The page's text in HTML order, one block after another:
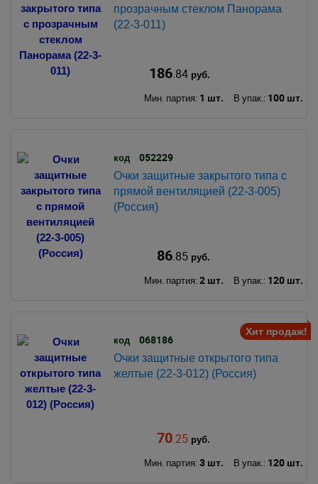
прозрачным стеклом Панорама
(22-3-011)
186.84руб.
Мин. партия: 1 шт. В упак.: 100 шт.
код 052229
Очки защитные закрытого типа с
прямой вентиляцией (22-3-005)
(Россия)
86.85руб.
Мин. партия: 2 шт. В упак.: 120 шт.
Хит продаж!
код 068186
Очки защитные открытого типа
желтые (22-3-012) (Россия)
70.25руб.
Мин. партия: 3 шт. В упак.: 120 шт.